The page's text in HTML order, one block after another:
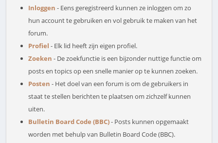
Inloggen - Eens geregistreerd kunnen ze inloggen om zo
hun account te gebruiken en vol gebruik te maken van het
forum.
Profiel - Elk lid heeft zijn eigen profiel.
Zoeken - De zoekfunctie is een bijzonder nuttige functie om
posts en topics op een snelle manier op te kunnen zoeken.
Posten - Het doel van een forum is om de gebruikers in
staat te stellen berichten te plaatsen om zichzelf kunnen
uiten.
Bulletin Board Code (BBC)- Posts kunnen opgemaakt
worden met behulp van Bulletin Board Code (BBC).